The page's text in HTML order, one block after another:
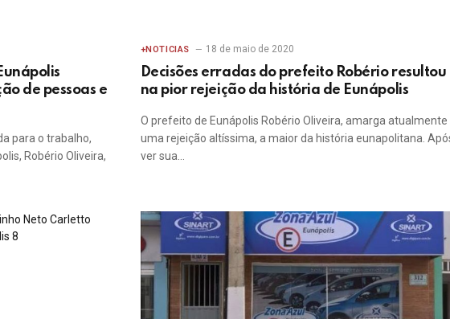
de pessoas e
para o trabalho,
Robério Oliveira,
+NOTICIAS 18 de maio de 2020
Decisões erradas do prefeito Robério resultou
na pior rejeição da história de Eunápolis
O prefeito de Eunápolis Robério Oliveira, amarga atualmente
uma rejeição altíssima, a maior da história eunapolitana.
ver sua…